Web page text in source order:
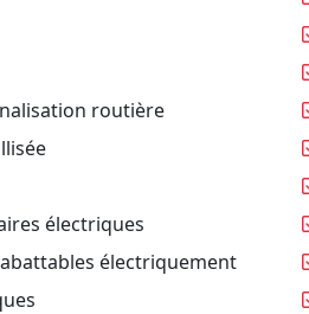
routière
électriques
électriquement